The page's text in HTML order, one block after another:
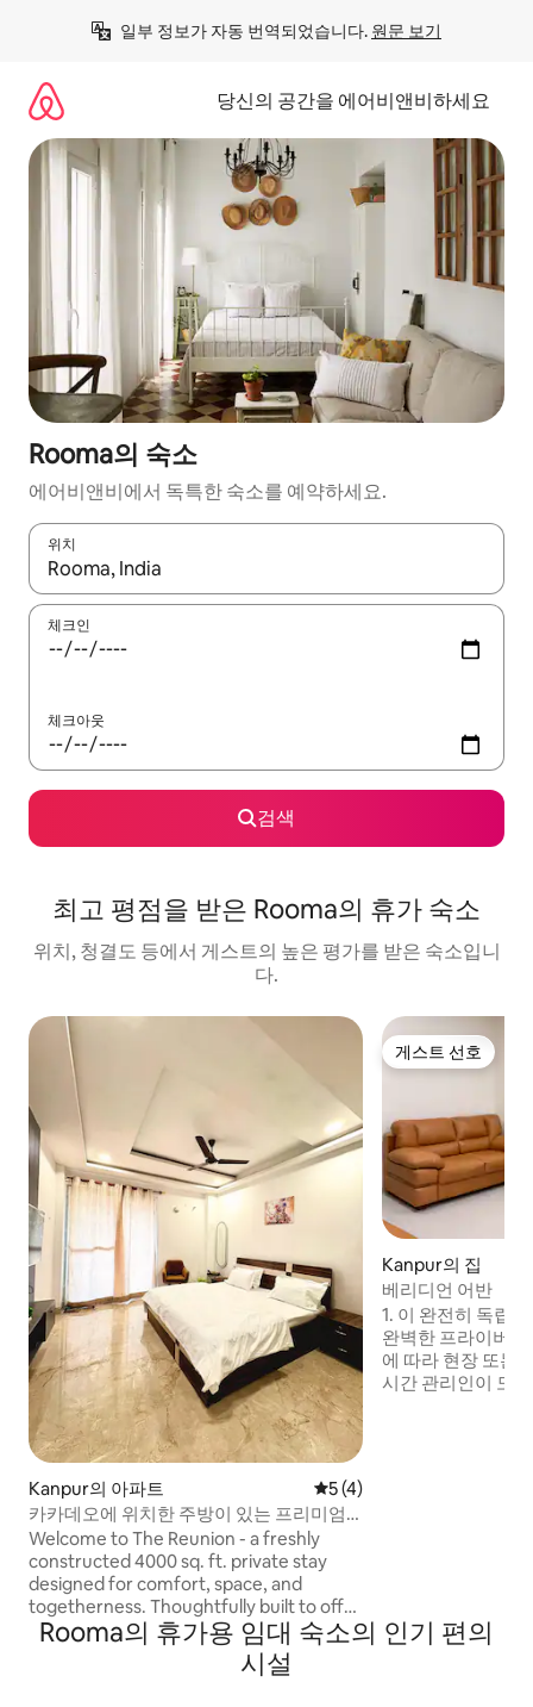
일부 정보가 자동 번역되었습니다. 원문 보기
당신의 공간을 에어비앤비하세요
Rooma의 숙소
에어비앤비에서 독특한 숙소를 예약하세요.
위치
결과가 나오면 위·아래 화살표 키를 사용하거나 터치 또는 스와이
체크인
체크아웃
검색
최고 평점을 받은 Rooma의 휴가 숙소
위치, 청결도 등에서 게스트의 높은 평가를 받은 숙소입니
다.
Kanpur의 아파트 평점 5점(5점 만점), 후기 4
5 (4)
카카데오에 위치한 주방이 있는 프리미엄
2-BHK 아파트
Welcome to The Reunion - a freshly
constructed 4000 sq. ft. private stay
designed for comfort, space, and
togetherness. Thoughtfully built to offer
a warm, homely feel while maintaining a
safe and secure environment, this
property is perfect for families, friends,
게스트 선호
게스트 선호
Kanpur의 집
베리디언 어반
1. 이 완전히 독립
완벽한 프라이버시를
에 따라 현장 또는
시간 관리인이 도움을
Rooma의 휴가용 임대 숙소의 인기 편의
시설